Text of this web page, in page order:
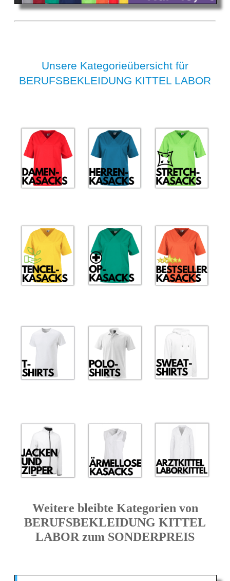
Unsere Kategorieübersicht für
BERUFSBEKLEIDUNG KITTEL LABOR
Weitere bleibte Kategorien von
BERUFSBEKLEIDUNG KITTEL
LABOR zum SONDERPREIS